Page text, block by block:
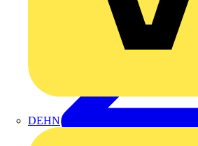
DEHN